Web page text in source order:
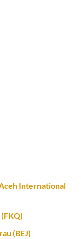
International
(BEJ)